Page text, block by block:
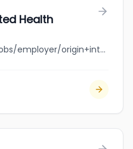
Health
jobbank.gc.ca/browsejobs/employer/origin+integrated+health/ca